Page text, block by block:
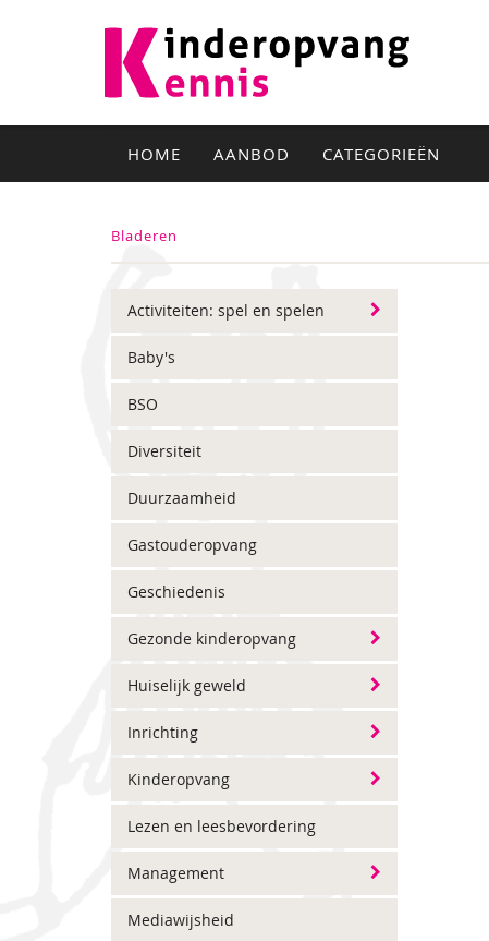
HOME AANBOD CATEGORIEËN
Bladeren
Activiteiten: spel en spelen
Baby's
BSO
Diversiteit
Duurzaamheid
Gastouderopvang
Geschiedenis
Gezonde kinderopvang
Huiselijk geweld
Inrichting
Kinderopvang
Lezen en leesbevordering
Management
Mediawijsheid